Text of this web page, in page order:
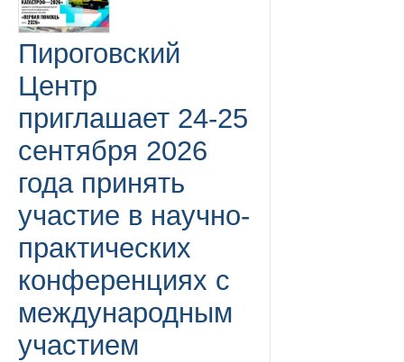
Пироговский
Центр
приглашает 24-25
сентября 2026
года принять
участие в научно-
практических
конференциях с
международным
участием